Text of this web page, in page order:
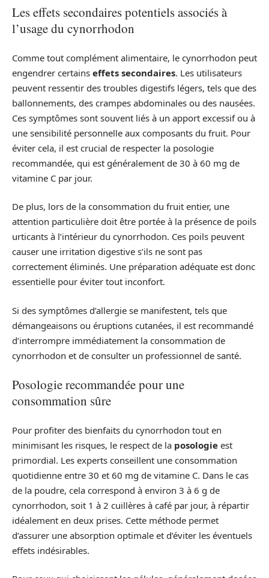
Les effets secondaires potentiels associés à
l’usage du cynorrhodon
Comme tout complément alimentaire, le cynorrhodon peut
engendrer certains effets secondaires. Les utilisateurs
peuvent ressentir des troubles digestifs légers, tels que des
ballonnements, des crampes abdominales ou des nausées.
Ces symptômes sont souvent liés à un apport excessif ou à
une sensibilité personnelle aux composants du fruit. Pour
éviter cela, il est crucial de respecter la posologie
recommandée, qui est généralement de 30 à 60 mg de
vitamine C par jour.
De plus, lors de la consommation du fruit entier, une
attention particulière doit être portée à la présence de poils
urticants à l’intérieur du cynorrhodon. Ces poils peuvent
causer une irritation digestive s’ils ne sont pas
correctement éliminés. Une préparation adéquate est donc
essentielle pour éviter tout inconfort.
Si des symptômes d’allergie se manifestent, tels que
démangeaisons ou éruptions cutanées, il est recommandé
d’interrompre immédiatement la consommation de
cynorrhodon et de consulter un professionnel de santé.
Posologie recommandée pour une
consommation sûre
Pour profiter des bienfaits du cynorrhodon tout en
minimisant les risques, le respect de la posologie est
primordial. Les experts conseillent une consommation
quotidienne entre 30 et 60 mg de vitamine C. Dans le cas
de la poudre, cela correspond à environ 3 à 6 g de
cynorrhodon, soit 1 à 2 cuillères à café par jour, à répartir
idéalement en deux prises. Cette méthode permet
d’assurer une absorption optimale et d’éviter les éventuels
effets indésirables.